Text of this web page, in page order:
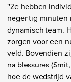
''Ze hebben
negentig minuten
dynamisch team.
zorgen voor een
veld. Bovendien
na blessures
hoe de wedstrijd